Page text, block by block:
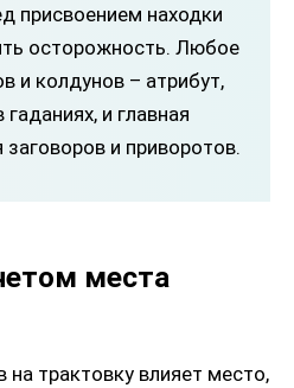
присвоением находки
осторожность. Любое
и колдунов – атрибут,
и главная
и приворотов.
места
на трактовку влияет место,